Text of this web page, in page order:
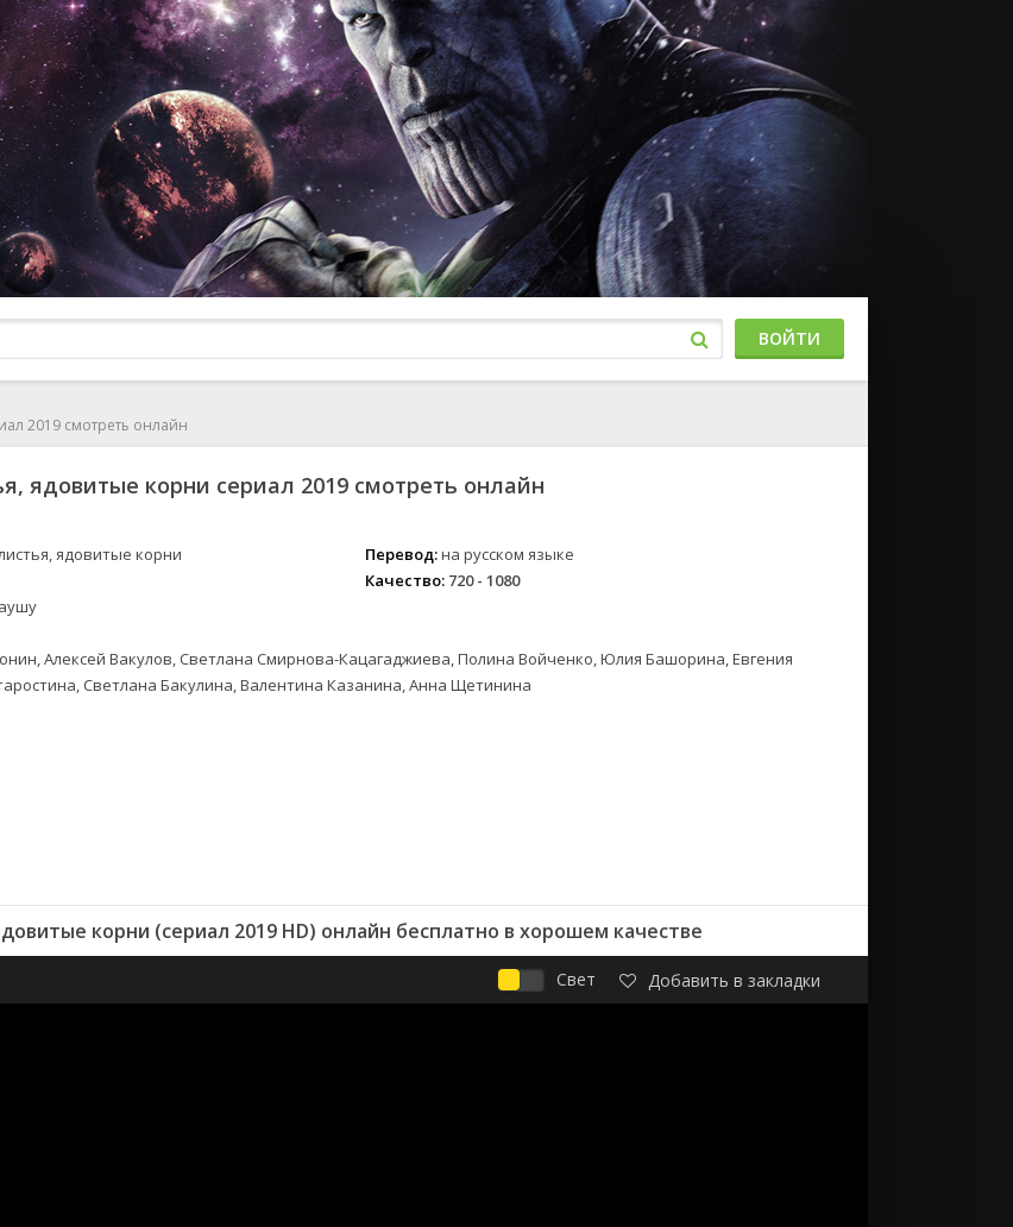
ВОЙТИ
2019 смотреть онлайн
ядовитые корни сериал 2019 смотреть онлайн
ядовитые корни
Перевод:на русском языке
Качество: 720 - 1080
Алексей Вакулов, Светлана Смирнова-Кацагаджиева, Полина Войченко, Юлия Башорина, Евгения
Светлана Бакулина, Валентина Казанина, Анна Щетинина
корни (сериал 2019 HD) онлайн бесплатно в хорошем качестве
Свет Добавить в закладки